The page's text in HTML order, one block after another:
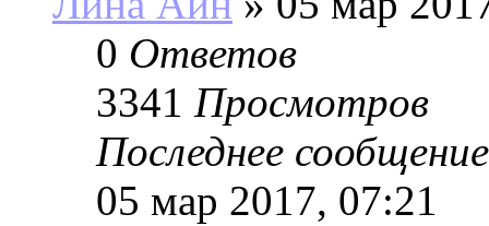
0 Ответов
3341 Просмотров
Последнее сообщение
05 мар 2017, 07:21